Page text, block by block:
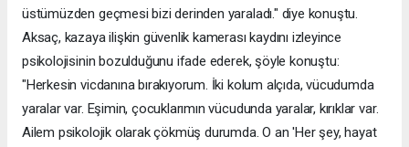
üstümüzden geçmesi bizi derinden yaraladı." diye konuştu.
Aksaç, kazaya ilişkin güvenlik kamerası kaydını izleyince
psikolojisinin bozulduğunu ifade ederek, şöyle konuştu:
"Herkesin vicdanına bırakıyorum. İki kolum alçıda, vücudumda
yaralar var. Eşimin, çocuklarımın vücudunda yaralar, kırıklar var.
Ailem psikolojik olarak çökmüş durumda. O an 'Her şey, hayat